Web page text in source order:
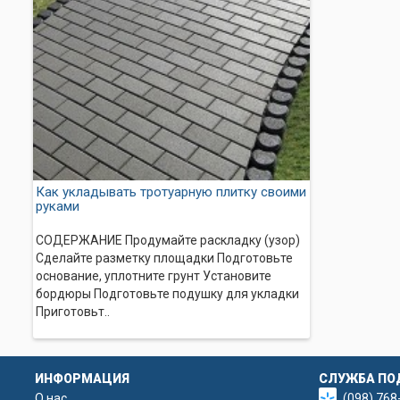
Тротуарная плитка
Стоимость плитки Песчаник
Предлагаем качественные
эксплуатации.
Тротуарная плитка
Вы можете легко приобрести
способы оплаты и доставки –
Чтобы узнать более
Как укладывать тротуарную плитку своими
руками
СОДЕРЖАНИЕ Продумайте раскладку (узор)
Сделайте разметку площадки Подготовьте
основание, уплотните грунт Установите
бордюры Подготовьте подушку для укладки
Приготовьт..
ИНФОРМАЦИЯ
СЛУЖБА